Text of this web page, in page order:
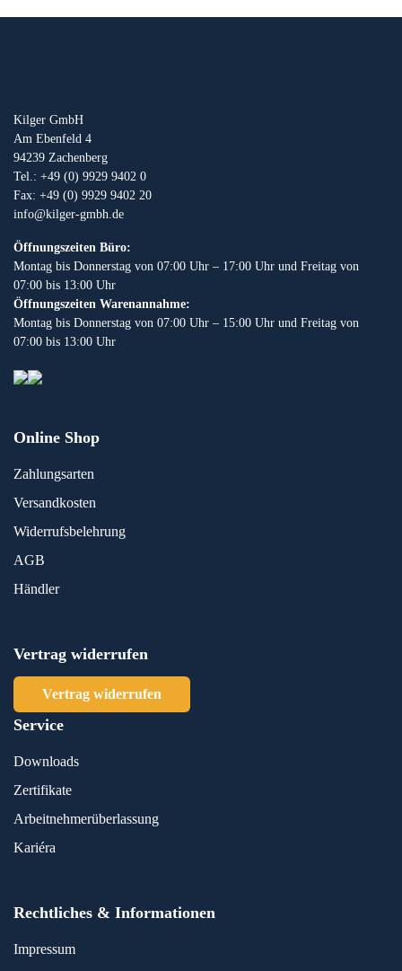
Kilger GmbH
Am Ebenfeld 4
94239 Zachenberg
Tel.: +49 (0) 9929 9402 0
Fax: +49 (0) 9929 9402 20
info@kilger-gmbh.de
Öffnungszeiten Büro:
Montag bis Donnerstag von 07:00 Uhr – 17:00 Uhr und Freitag von
07:00 bis 13:00 Uhr
Öffnungszeiten Warenannahme:
Montag bis Donnerstag von 07:00 Uhr – 15:00 Uhr und Freitag von
07:00 bis 13:00 Uhr
Online Shop
Zahlungsarten
Versandkosten
Widerrufsbelehrung
AGB
Händler
Vertrag widerrufen
Vertrag widerrufen
Service
Downloads
Zertifikate
Arbeitnehmerüberlassung
Kariéra
Rechtliches & Informationen
Impressum